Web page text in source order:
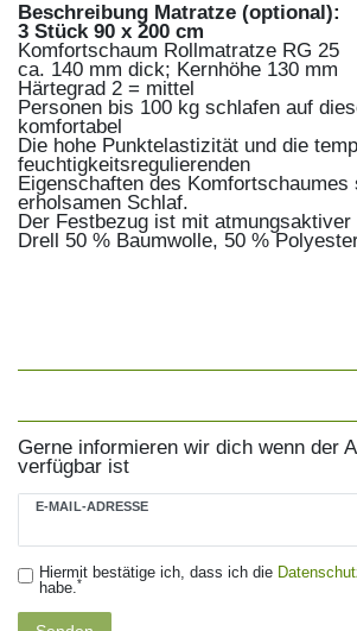
Beschreibung Matratze (optional):
3 Stück 90 x 200 cm
Komfortschaum Rollmatratze RG 25
ca. 140 mm dick; Kernhöhe 130 mm
Härtegrad 2 = mittel
Personen bis 100 kg schlafen auf
komfortabel
Die hohe Punktelastizität und die
feuchtigkeitsregulierenden
Eigenschaften des Komfortschaumes
erholsamen Schlaf.
Der Festbezug ist mit
Drell 50 % Baumwolle, 50 %
Gerne informieren wir dich wenn der
verfügbar ist
E-MAIL-ADRESSE
Hiermit bestätige ich, dass ich die
habe. *